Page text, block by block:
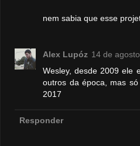
nem sabia que esse
Alex Lupóz 14 de
Wesley, desde 2009 ele
outros da época, mas
2017
Responder